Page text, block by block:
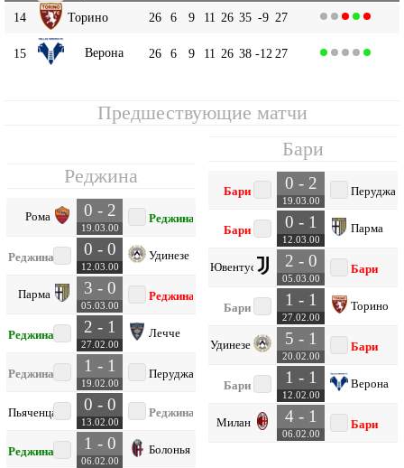
14 Торино 26 6 9 11 26 35 -9 27
15 Верона 26 6 9 11 26 38 -12 27
Предшествующие матчи
Реджина
Рома 0 - 2
19.03.00
Реджина
Реджина 0 - 0
12.03.00
Удинезе
Парма 3 - 0
05.03.00
Реджина
Реджина 2 - 1
27.02.00
Лечче
Реджина 1 - 1
19.02.00
Перуджа
Пьяченца 0 - 0
13.02.00
Реджина
Реджина 1 - 0
06.02.00
Болонья
Бари
Бари 0 - 2
19.03.00
Перуджа
Бари 0 - 1
12.03.00
Парма
Ювентус 2 - 0
05.03.00
Бари
Бари 1 - 1
27.02.00
Торино
Удинезе 5 - 1
20.02.00
Бари
Бари 1 - 1
12.02.00
Верона
Милан 4 - 1
06.02.00
Бари